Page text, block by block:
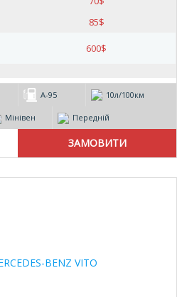
85$
600$
А-95 10л/100км
Мінівен Передній